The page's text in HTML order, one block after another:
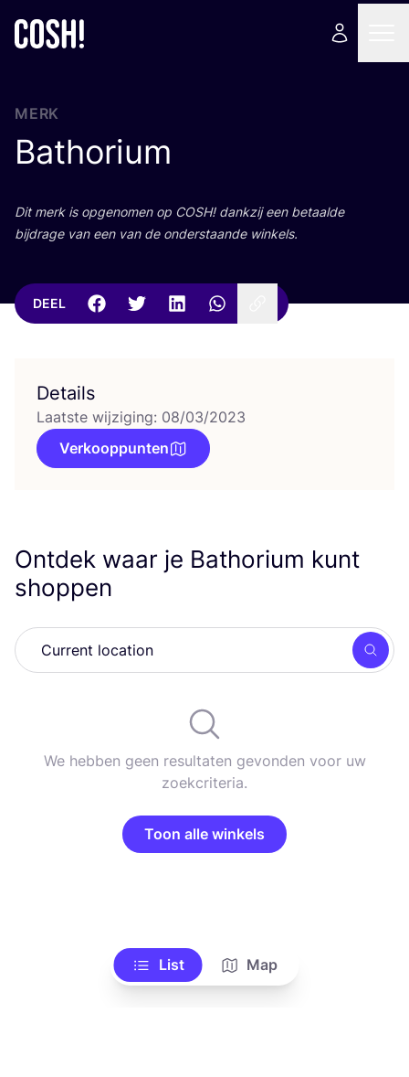
MERK
Bathorium
Dit merk is opge­no­men op COSH! dank­zij een betaal­de
bij­dra­ge van een van de onder­staan­de winkels.
DEEL
Details
Laatste wijziging: 08/03/2023
Verkooppunten
Ontdek waar je Bathorium kunt
shoppen
Zoek
We hebben geen resultaten gevonden voor uw
zoekcriteria.
Toon alle winkels
List Map